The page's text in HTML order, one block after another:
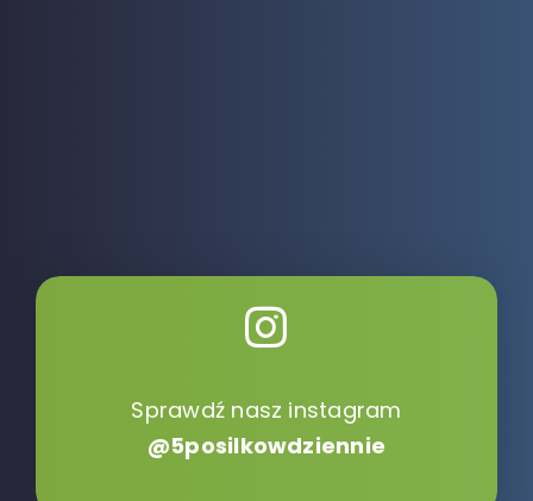
Sprawdź nasz instagram
@5posilkowdziennie